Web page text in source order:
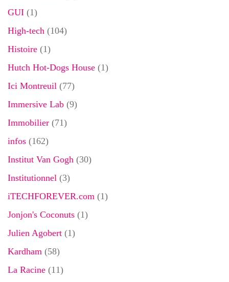
GUI (1)
High-tech (104)
Histoire (1)
Hutch Hot-Dogs House (1)
Ici Montreuil (77)
Immersive Lab (9)
Immobilier (71)
infos (162)
Institut Van Gogh (30)
Institutionnel (3)
iTECHFOREVER.com (1)
Jonjon's Coconuts (1)
Julien Agobert (1)
Kardham (58)
La Racine (11)